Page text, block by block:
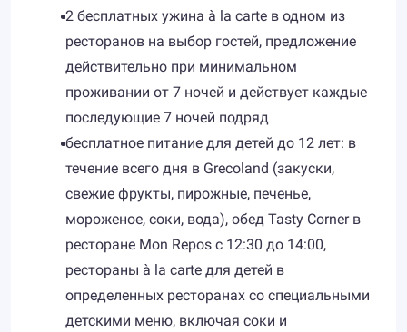
2 бесплатных ужина à la carte в одном из
ресторанов на выбор гостей, предложение
действительно при минимальном
проживании от 7 ночей и действует каждые
последующие 7 ночей подряд
бесплатное питание для детей до 12 лет: в
течение всего дня в Grecoland (закуски,
свежие фрукты, пирожные, печенье,
мороженое, соки, вода), обед Tasty Сorner в
ресторане Mon Repos с 12:30 до 14:00,
рестораны à la carte для детей в
определенных ресторанах со специальными
детскими меню, включая соки и